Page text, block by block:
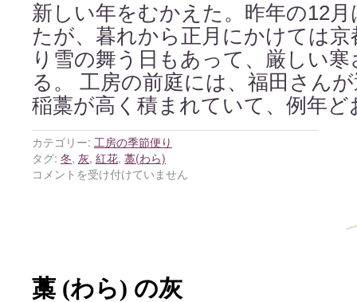
新しい年をむかえた。昨年の12
たが、暮れから正月にかけては
り雪の舞う日もあって、厳しい
る。 工房の前庭には、福田さん
稲藁が高く積まれていて、例年
カテゴリー: 工房の季節便り
タグ: 冬, 灰, 紅花, 藁(わら)
コメントを受け付けていません
藁 (わら) の灰